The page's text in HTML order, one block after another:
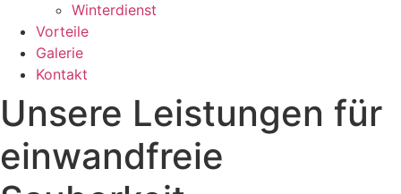
Winterdienst
Vorteile
Galerie
Kontakt
Unsere Leistungen für
einwandfreie